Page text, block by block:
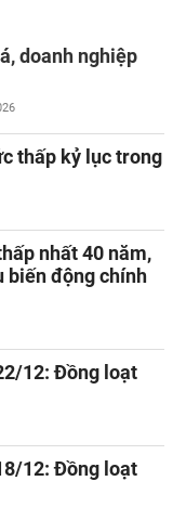
doanh nghiệp
thấp kỷ lục trong
nhất 40 năm,
biến động chính
12: Đồng loạt
12: Đồng loạt